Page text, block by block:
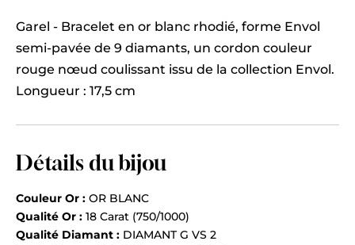
Garel - Bracelet en or blanc rhodié, forme Envol
semi-pavée de 9 diamants, un cordon couleur
rouge nœud coulissant issu de la collection Envol.
Longueur : 17,5 cm
Détails du bijou
Couleur Or : OR BLANC
Qualité Or : 18 Carat (750/1000)
Qualité Diamant : DIAMANT G VS 2